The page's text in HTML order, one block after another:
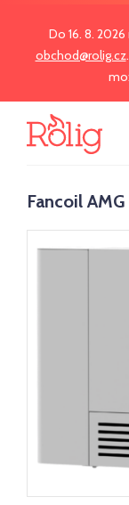
Do 16. 8.
obchod@rolig.cz
Fancoil